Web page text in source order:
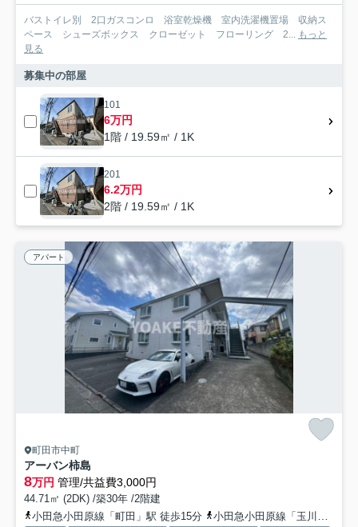
バストイレ別 2口ガスコンロ 浴室乾燥機 室内洗濯機置場 収納ス
ペース シューズボックス クローゼット フローリング 2... もっと
見る
募集中の部屋
101
6万円
1階 / 19.59㎡ / 1K
201
6.2万円
2階 / 19.59㎡ / 1K
アパート
町田市中町
アーバン柿島
8万円 管理/共益費3,000円
44.71㎡ (2DK) /築30年 /2階建
小田急小田原線「町田」駅 徒歩15分
小田急小田原線「玉川学園前」駅 徒歩31分